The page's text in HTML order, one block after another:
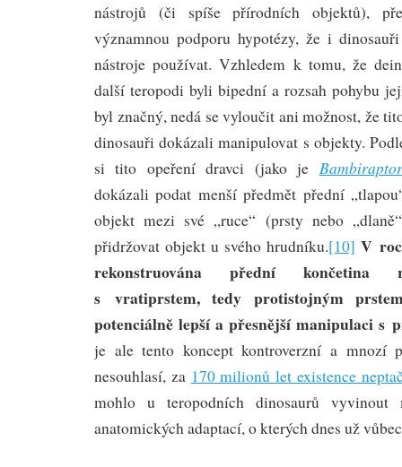
nástrojů (či spíše přírodních objektů),
významnou podporu hypotézy, že i
nástroje používat. Vzhledem k tomu, že
další teropodi byli bipední a rozsah pohybu
byl značný, nedá se vyloučit ani možnost, že
dinosauři dokázali manipulovat s objekty.
si tito opeření dravci (jako je Bambiraptor
dokázali podat menší předmět přední
objekt mezi své „ruce“ (prsty nebo
přidržovat objekt u svého hrudníku.[10] V
rekonstruována přední
s vratiprstem, tedy protistojným
potenciálně lepší a přesnější manipulaci s
je ale tento koncept kontroverzní a mnozí
nesouhlasí, za 170 milionů let existence
mohlo u teropodních dinosaurů vyvinout
anatomických adaptací, o kterých dnes už